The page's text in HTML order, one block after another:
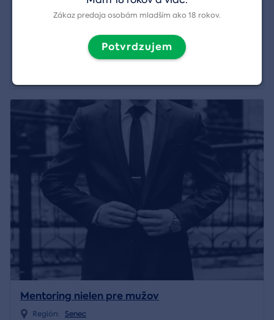
Spoločenský doprovod na akcie a aktivity
Mentoring nielen pre mužov
Región: Senec
Zákaz predaja osobám mladším ako 18 rokov.
Potvrdzujem